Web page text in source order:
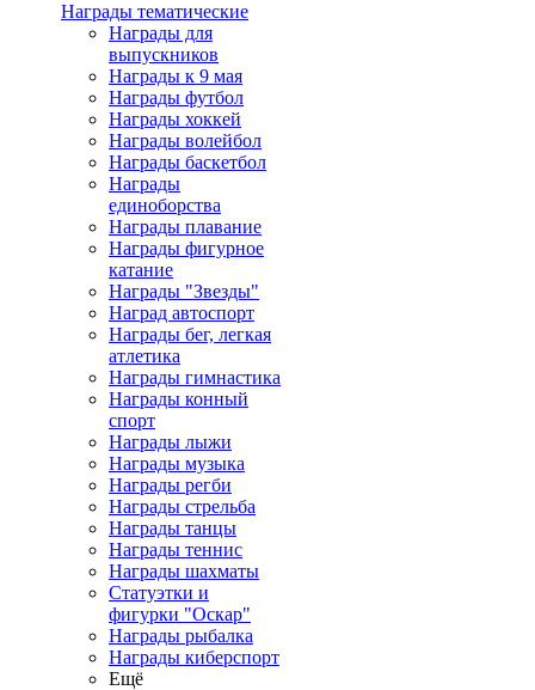
Награды тематические
Награды для
выпускников
Награды к 9 мая
Награды футбол
Награды хоккей
Награды волейбол
Награды баскетбол
Награды
единоборства
Награды плавание
Награды фигурное
катание
Награды "Звезды"
Наград автоспорт
Награды бег, легкая
атлетика
Награды гимнастика
Награды конный
спорт
Награды лыжи
Награды музыка
Награды регби
Награды стрельба
Награды танцы
Награды теннис
Награды шахматы
Статуэтки и
фигурки "Оскар"
Награды рыбалка
Награды киберспорт
Ещё